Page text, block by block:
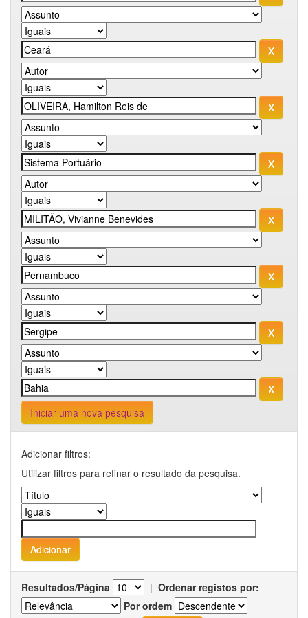
Iniciar uma nova pesquisa
Adicionar filtros:
Utilizar filtros para refinar o resultado da pesquisa.
Resultados/Página | Ordenar registos por:
Por ordem